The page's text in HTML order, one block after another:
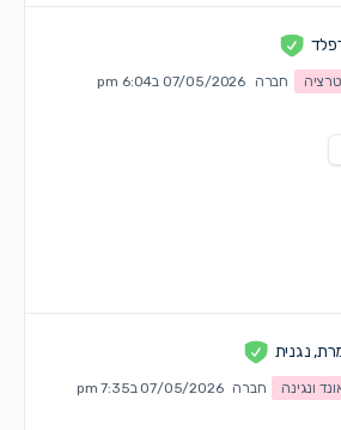
חברה 07/05/2026 ב6:04 pm
נגנית
ונגינה חברה 07/05/2026 ב7:35 pm